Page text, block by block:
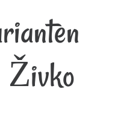
Živko